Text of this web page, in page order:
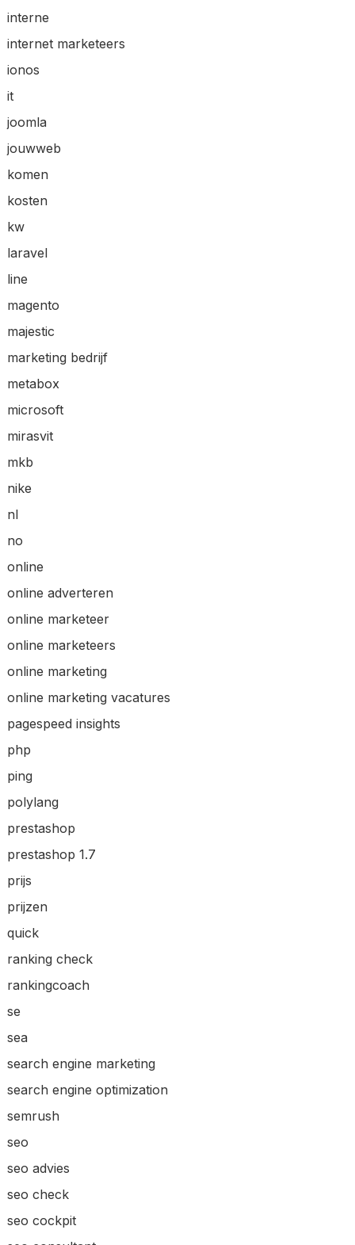
interne
internet marketeers
ionos
it
joomla
jouwweb
komen
kosten
kw
laravel
line
magento
majestic
marketing bedrijf
metabox
microsoft
mirasvit
mkb
nike
nl
no
online
online adverteren
online marketeer
online marketeers
online marketing
online marketing vacatures
pagespeed insights
php
ping
polylang
prestashop
prestashop 1.7
prijs
prijzen
quick
ranking check
rankingcoach
se
sea
search engine marketing
search engine optimization
semrush
seo
seo advies
seo check
seo cockpit